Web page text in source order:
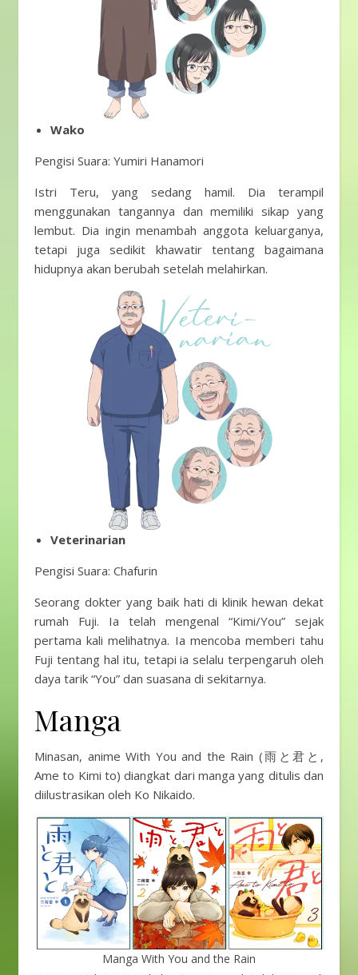
Wako
Pengisi Suara: Yumiri Hanamori
Istri Teru, yang sedang hamil. Dia terampil
menggunakan tangannya dan memiliki sikap yang
lembut. Dia ingin menambah anggota keluarganya,
tetapi juga sedikit khawatir tentang bagaimana
hidupnya akan berubah setelah melahirkan.
Veterinarian
Pengisi Suara: Chafurin
Seorang dokter yang baik hati di klinik hewan dekat
rumah Fuji. Ia telah mengenal “Kimi/You” sejak
pertama kali melihatnya. Ia mencoba memberi tahu
Fuji tentang hal itu, tetapi ia selalu terpengaruh oleh
daya tarik “You” dan suasana di sekitarnya.
Manga
Minasan, anime With You and the Rain (雨と君と,
Ame to Kimi to) diangkat dari manga yang ditulis dan
diilustrasikan oleh Ko Nikaido.
Manga With You and the Rain